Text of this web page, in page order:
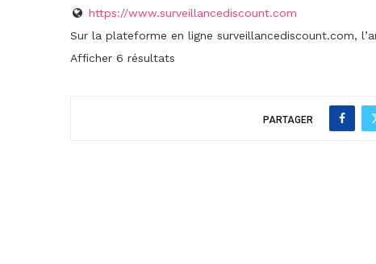
https://www.surveillancediscount.com
Sur la plateforme en ligne surveillancediscount.com,
Afficher 6 résultats
PARTAGER